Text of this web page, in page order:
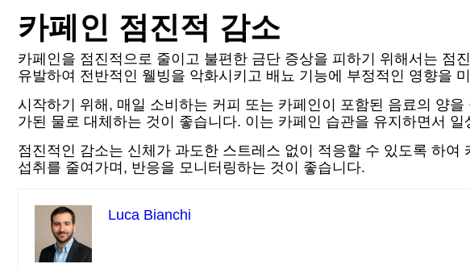
카페인 점진적 감소
카페인을 점진적으로 줄이고 불편한 금단 증상을 피하기 위해서는 점
유발하여 전반적인 웰빙을 악화시키고 배뇨 기능에 부정적인 영향을
시작하기 위해, 매일 소비하는 커피 또는 카페인이 포함된 음료의 양
가된 물로 대체하는 것이 좋습니다. 이는 카페인 습관을 유지하면서
점진적인 감소는 신체가 과도한 스트레스 없이 적응할 수 있도록 하
섭취를 줄여가며, 반응을 모니터링하는 것이 좋습니다.
Luca Bianchi